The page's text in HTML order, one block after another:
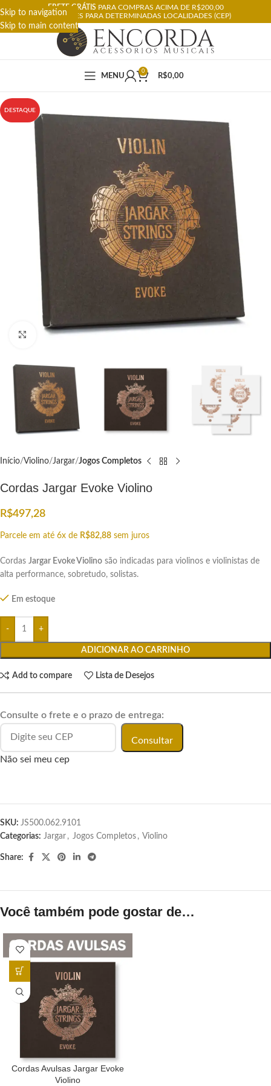
Skip to navigation
Skip to main content
FRETE GRÁTIS PARA COMPRAS ACIMA DE R$200,00
RESTRIÇÕES PARA DETERMINADAS LOCALIDADES (CEP)
MENU
0
R$0,00
DESTAQUE
Click to enlarge
Início Violino Jargar Jogos Completos
Cordas Jargar Evoke Violino
R$497,28
Parcele em até 6x de R$82,88 sem juros
Cordas Jargar Evoke Violino são indicadas para violinos e violinistas de
alta performance, sobretudo, solistas.
Em estoque
ADICIONAR AO CARRINHO
Add to compare Lista de Desejos
Consulte o frete e o prazo de entrega:
Consultar
Não sei meu cep
SKU: JS500.062.9101
Categorias: Jargar , Jogos Completos , Violino
Share:
Você também pode gostar de…
Cordas Avulsas Jargar Evoke
Violino